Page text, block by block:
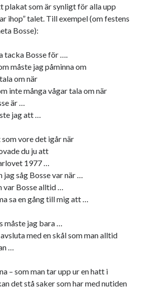
basket bil corona
fest
hotell jobb
Julkalendern
Julkalendern 2024 konst
ord radio
språk språkpolis
svenska
moderecensent
plakat som är synligt för alla upp
ihop” talet. Till exempel (om festens
Bosse):
tacka Bosse för ….
måste jag påminna om
om när
inte många vågar tala om när
är …
jag att …
som vore det igår när
du ju att
1977 …
jag såg Bosse var när …
var Bosse alltid …
sa en gång till mig att …
måste jag bara …
med en skål som man alltid
…
– som man tar upp ur en hatt i
det stå saker som har med nutiden